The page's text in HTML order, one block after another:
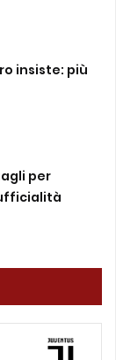
insiste: più
per